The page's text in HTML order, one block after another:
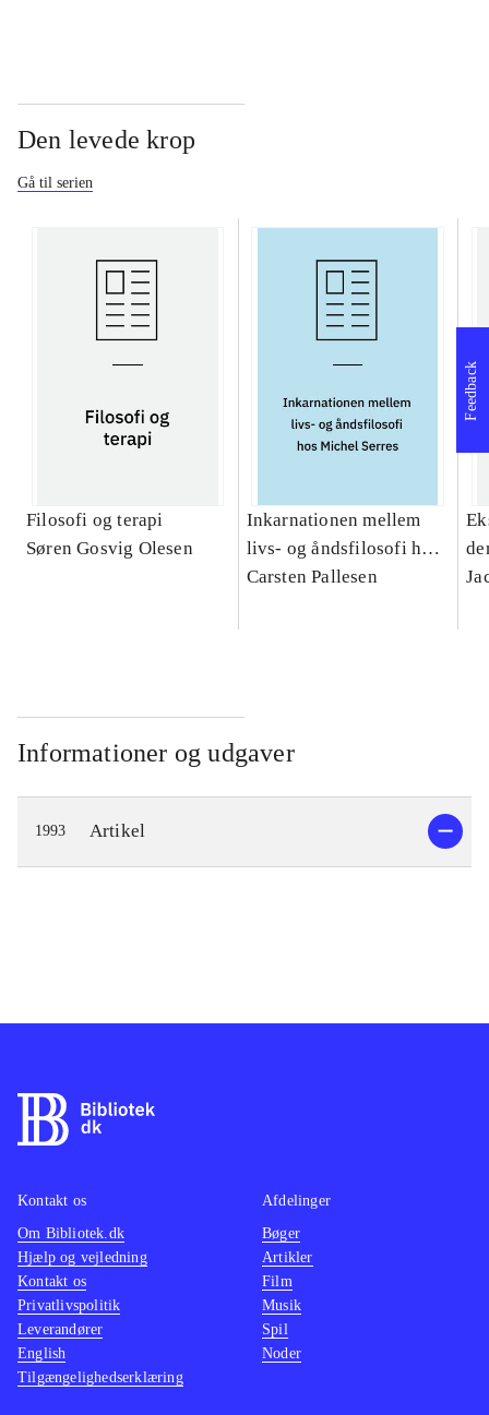
Den levede krop
Gå til serien
Filosofi og terapi
Søren Gosvig Olesen
Inkarnationen mellem
livs- og åndsfilosofi hos
Michel Serres : et
Carsten Pallesen
Informationer og udgaver
1993 Artikel
Feedback
Kontakt os
Om Bibliotek.dk
Hjælp og vejledning
Kontakt os
Privatlivspolitik
Leverandører
English
Tilgængelighedserklæring
Afdelinger
Bøger
Artikler
Film
Musik
Spil
Noder